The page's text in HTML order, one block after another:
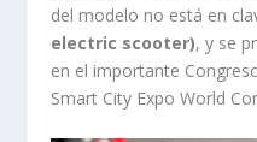
del modelo no está en
electric scooter), y se
en el importante
Smart City Expo World